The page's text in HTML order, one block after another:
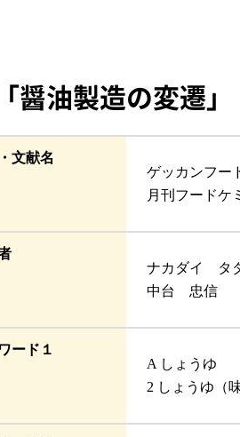
油製造の変遷」
文献名
ゲッカンフー
月刊フードケ
ナカダイ タ
中台 忠信
ード１
A しょうゆ
2 しょうゆ（